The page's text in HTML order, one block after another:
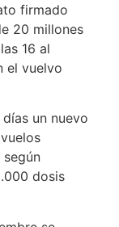
firmado
20 millones
16 al
el vuelvo
un nuevo
dosis